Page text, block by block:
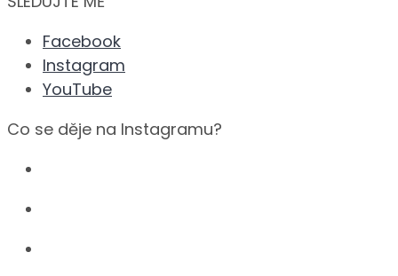
Facebook
Instagram
YouTube
Co se děje na Instagramu?